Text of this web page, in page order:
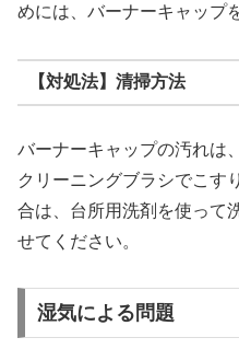
めには、バーナーキャップ
【対処法】清掃方法
バーナーキャップの汚れは
クリーニングブラシでこす
合は、台所用洗剤を使って
せてください。
湿気による問題